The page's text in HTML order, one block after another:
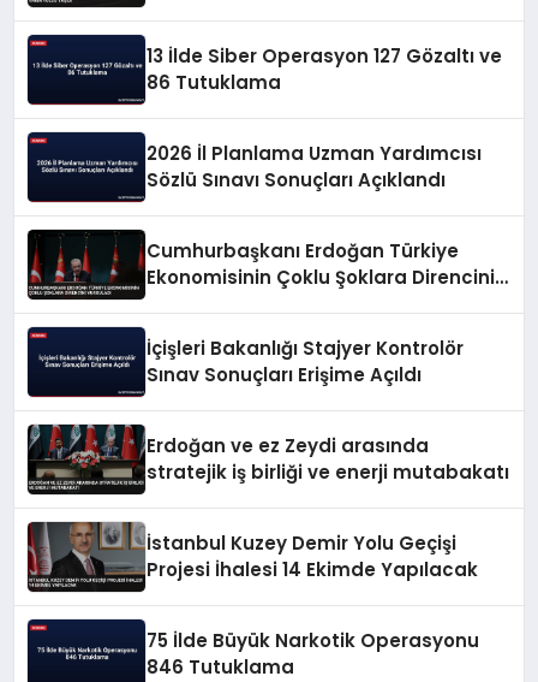
13 İlde Siber Operasyon 127 Gözaltı ve
86 Tutuklama
2026 İl Planlama Uzman Yardımcısı
Sözlü Sınavı Sonuçları Açıklandı
Cumhurbaşkanı Erdoğan Türkiye
Ekonomisinin Çoklu Şoklara Direncini
İçişleri Bakanlığı Stajyer Kontrolör
Sınav Sonuçları Erişime Açıldı
Erdoğan ve ez Zeydi arasında
stratejik iş birliği ve enerji mutabakatı
İstanbul Kuzey Demir Yolu Geçişi
Projesi İhalesi 14 Ekimde Yapılacak
75 İlde Büyük Narkotik Operasyonu
846 Tutuklama